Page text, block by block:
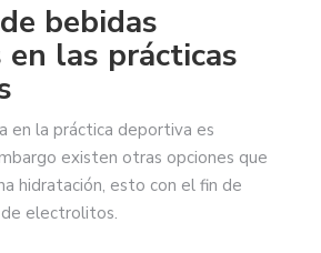
bebidas
en las prácticas
en la práctica deportiva es
existen otras opciones que
hidratación, esto con el fin de
electrolitos.